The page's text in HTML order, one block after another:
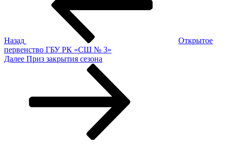
Назад
Открытое
первенство ГБУ РК «СШ № 3»
Следующая
Далее Приз закрытия сезона